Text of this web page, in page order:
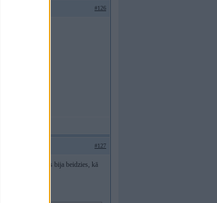
#126
#127
viņam pasākums bija beidzies, kā